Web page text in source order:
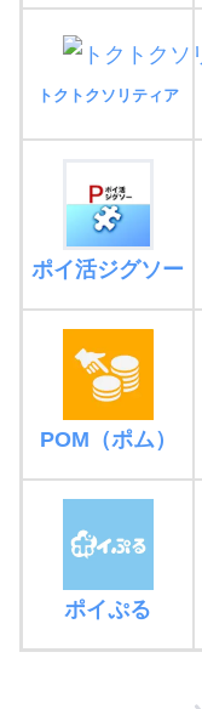
トクトクソリティア
ポイ活ジグソー
POM（ポム）
ポイぷる